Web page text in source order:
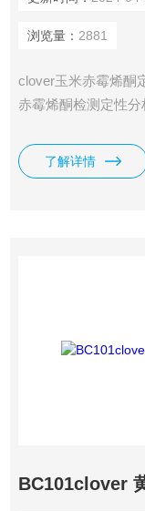
浏览量： 2881
clover玉米赤霉烯酮
赤霉烯酮检测定性分
15mL 70%甲醇水，
用高速均质器均质1
了解详情